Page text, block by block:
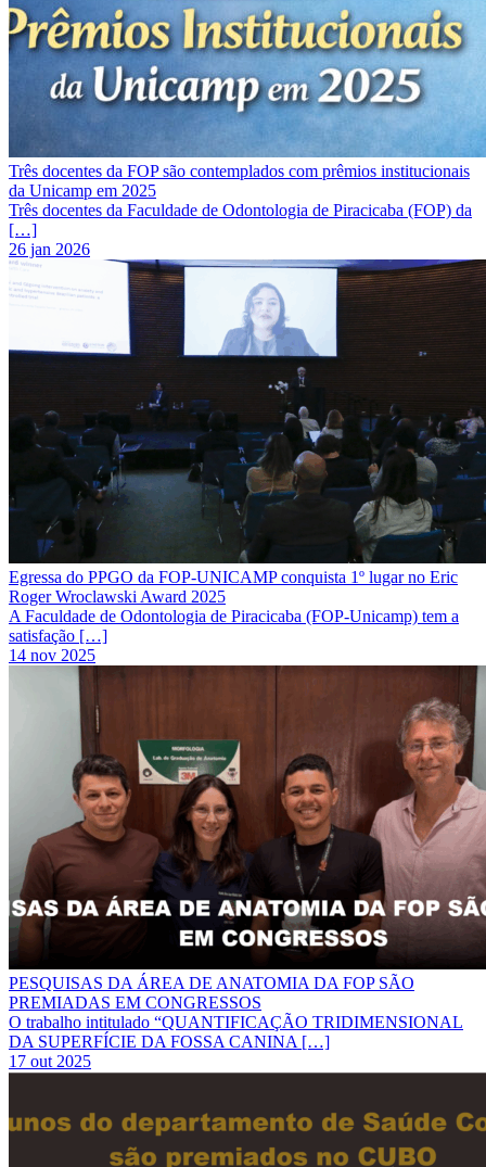
Três docentes da FOP são contemplados com prêmios institucionais
da Unicamp em 2025
Três docentes da Faculdade de Odontologia de Piracicaba (FOP) da
[…]
26 jan 2026
Egressa do PPGO da FOP-UNICAMP conquista 1º lugar no Eric
Roger Wroclawski Award 2025
A Faculdade de Odontologia de Piracicaba (FOP-Unicamp) tem a
satisfação […]
14 nov 2025
PESQUISAS DA ÁREA DE ANATOMIA DA FOP SÃO
PREMIADAS EM CONGRESSOS
O trabalho intitulado “QUANTIFICAÇÃO TRIDIMENSIONAL
DA SUPERFÍCIE DA FOSSA CANINA […]
17 out 2025